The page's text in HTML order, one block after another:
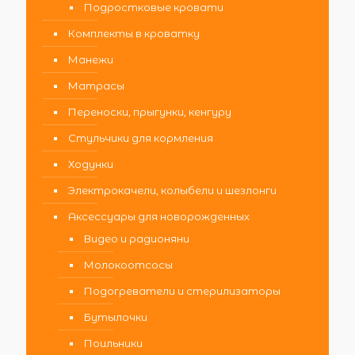
Подростковые кровати
Комплекты в кроватку
Манежи
Матрасы
Переноски, прыгунки, кенгуру
Стульчики для кормления
Ходунки
Электрокачели, колыбели и шезлонги
Аксессуары для новорожденных
Видео и радионяни
Молокоотсосы
Подогреватели и стерилизаторы
Бутылочки
Поильники